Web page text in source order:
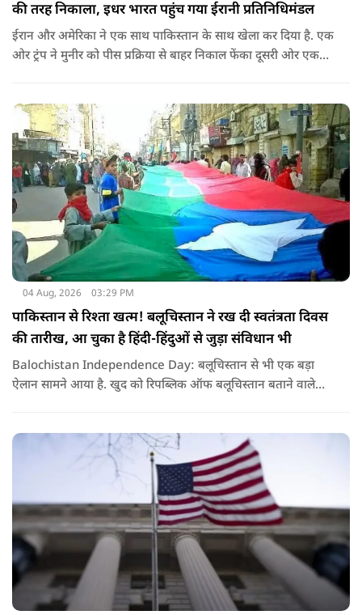
की तरह निकाला, इधर भारत पहुंच गया ईरानी प्रतिनिधिमंडल
ईरान और अमेरिका ने एक साथ पाकिस्तान के साथ खेला कर दिया है. एक
ओर ट्रंप ने मुनीर को पीस प्रक्रिया से बाहर निकाल फेंका दूसरी ओर एक
04 Aug, 2026 03:29 PM
पाकिस्तान से रिश्ता खत्म! बलूचिस्तान ने रख दी स्वतंत्रता दिवस
की तारीख, आ चुका है हिंदी-हिंदुओं से जुड़ा संविधान भी
Balochistan Independence Day: बलूचिस्तान से भी एक बड़ा
ऐलान सामने आया है. खुद को रिपब्लिक ऑफ बलूचिस्तान बताने वाले